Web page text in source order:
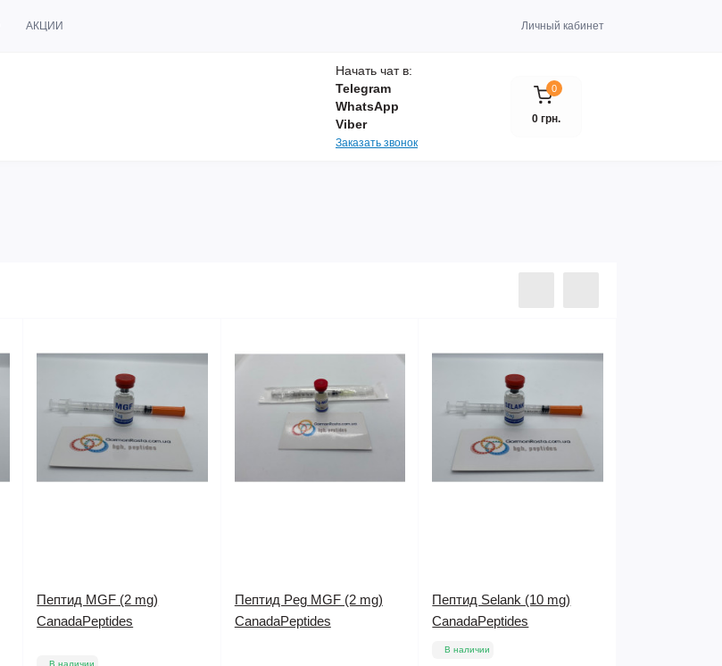
АКЦИИ Личный кабинет
Начать чат в:
Telegram
WhatsApp
Viber
Заказать звонок
0
0 грн.
Пептид MGF (2 mg)
CanadaPeptides
В наличии
Пептид Peg MGF (2 mg)
CanadaPeptides
Пептид Selank (10 mg)
CanadaPeptides
В наличии